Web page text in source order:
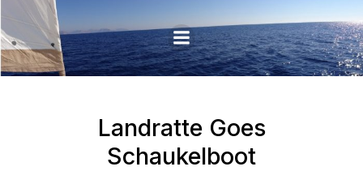
Landratte Goes
Schaukelboot